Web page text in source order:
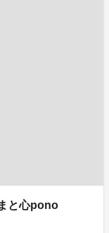
と心pono